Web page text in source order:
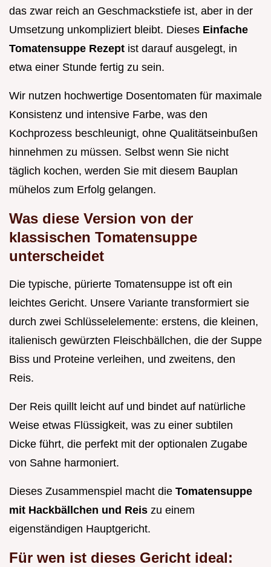
das zwar reich an Geschmackstiefe ist, aber in der
Umsetzung unkompliziert bleibt. Dieses Einfache
Tomatensuppe Rezept ist darauf ausgelegt, in
etwa einer Stunde fertig zu sein.
Wir nutzen hochwertige Dosentomaten für maximale
Konsistenz und intensive Farbe, was den
Kochprozess beschleunigt, ohne Qualitätseinbußen
hinnehmen zu müssen. Selbst wenn Sie nicht
täglich kochen, werden Sie mit diesem Bauplan
mühelos zum Erfolg gelangen.
Was diese Version von der
klassischen Tomatensuppe
unterscheidet
Die typische, pürierte Tomatensuppe ist oft ein
leichtes Gericht. Unsere Variante transformiert sie
durch zwei Schlüsselelemente: erstens, die kleinen,
italienisch gewürzten Fleischbällchen, die der Suppe
Biss und Proteine verleihen, und zweitens, den
Reis.
Der Reis quillt leicht auf und bindet auf natürliche
Weise etwas Flüssigkeit, was zu einer subtilen
Dicke führt, die perfekt mit der optionalen Zugabe
von Sahne harmoniert.
Dieses Zusammenspiel macht die Tomatensuppe
mit Hackbällchen und Reis zu einem
eigenständigen Hauptgericht.
Für wen ist dieses Gericht ideal: